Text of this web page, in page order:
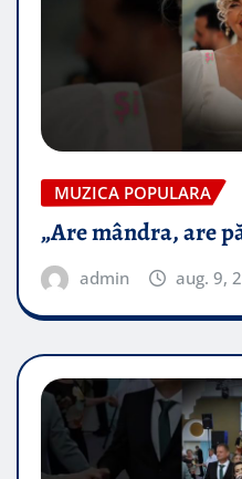
MUZICA POPULARA
„Are mândra, are
admin aug. 9,